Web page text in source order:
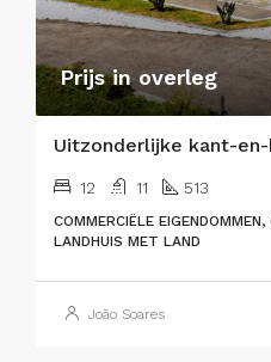
Prijs in overleg
12 11 513
COMMERCIËLE
LANDHUIS MET LAND
João Soares